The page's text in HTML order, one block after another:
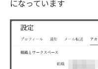
になっています